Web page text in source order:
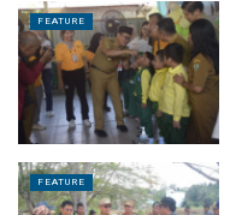
FEATURE
FEATURE